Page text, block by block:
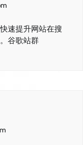
速提升网站在搜
谷歌站群